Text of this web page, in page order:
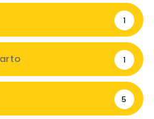
1
1
5